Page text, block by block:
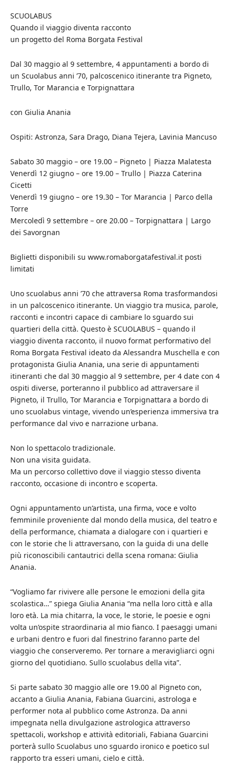
SCUOLABUS
Quando il viaggio diventa racconto
un progetto del Roma Borgata Festival
Dal 30 maggio al 9 settembre, 4 appuntamenti a bordo di
un Scuolabus anni ’70, palcoscenico itinerante tra Pigneto,
Trullo, Tor Marancia e Torpignattara
con Giulia Anania
Ospiti: Astronza, Sara Drago, Diana Tejera, Lavinia Mancuso
Sabato 30 maggio – ore 19.00 – Pigneto | Piazza Malatesta
Venerdì 12 giugno – ore 19.00 – Trullo | Piazza Caterina
Cicetti
Venerdì 19 giugno – ore 19.30 – Tor Marancia | Parco della
Torre
Mercoledì 9 settembre – ore 20.00 – Torpignattara | Largo
dei Savorgnan
Biglietti disponibili su www.romaborgatafestival.it posti
limitati
Uno scuolabus anni ’70 che attraversa Roma trasformandosi
in un palcoscenico itinerante. Un viaggio tra musica, parole,
racconti e incontri capace di cambiare lo sguardo sui
quartieri della città. Questo è SCUOLABUS – quando il
viaggio diventa racconto, il nuovo format performativo del
Roma Borgata Festival ideato da Alessandra Muschella e con
protagonista Giulia Anania, una serie di appuntamenti
itineranti che dal 30 maggio al 9 settembre, per 4 date con 4
ospiti diverse, porteranno il pubblico ad attraversare il
Pigneto, il Trullo, Tor Marancia e Torpignattara a bordo di
uno scuolabus vintage, vivendo un’esperienza immersiva tra
performance dal vivo e narrazione urbana.
Non lo spettacolo tradizionale.
Non una visita guidata.
Ma un percorso collettivo dove il viaggio stesso diventa
racconto, occasione di incontro e scoperta.
Ogni appuntamento un’artista, una firma, voce e volto
femminile proveniente dal mondo della musica, del teatro e
della performance, chiamata a dialogare con i quartieri e
con le storie che li attraversano, con la guida di una delle
più riconoscibili cantautrici della scena romana: Giulia
Anania.
“Vogliamo far rivivere alle persone le emozioni della gita
scolastica…” spiega Giulia Anania “ma nella loro città e alla
loro età. La mia chitarra, la voce, le storie, le poesie e ogni
volta un’ospite straordinaria al mio fianco. I paesaggi umani
e urbani dentro e fuori dal finestrino faranno parte del
viaggio che conserveremo. Per tornare a meravigliarci ogni
giorno del quotidiano. Sullo scuolabus della vita”.
Si parte sabato 30 maggio alle ore 19.00 al Pigneto con,
accanto a Giulia Anania, Fabiana Guarcini, astrologa e
performer nota al pubblico come Astronza. Da anni
impegnata nella divulgazione astrologica attraverso
spettacoli, workshop e attività editoriali, Fabiana Guarcini
porterà sullo Scuolabus uno sguardo ironico e poetico sul
rapporto tra esseri umani, cielo e città.